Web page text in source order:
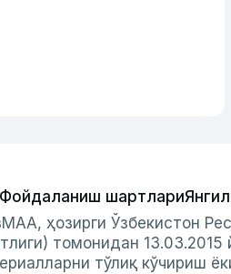
Фойдаланиш шартлари
ҳозирги Ўзбекистон
томонидан
тўлиқ кўчириш